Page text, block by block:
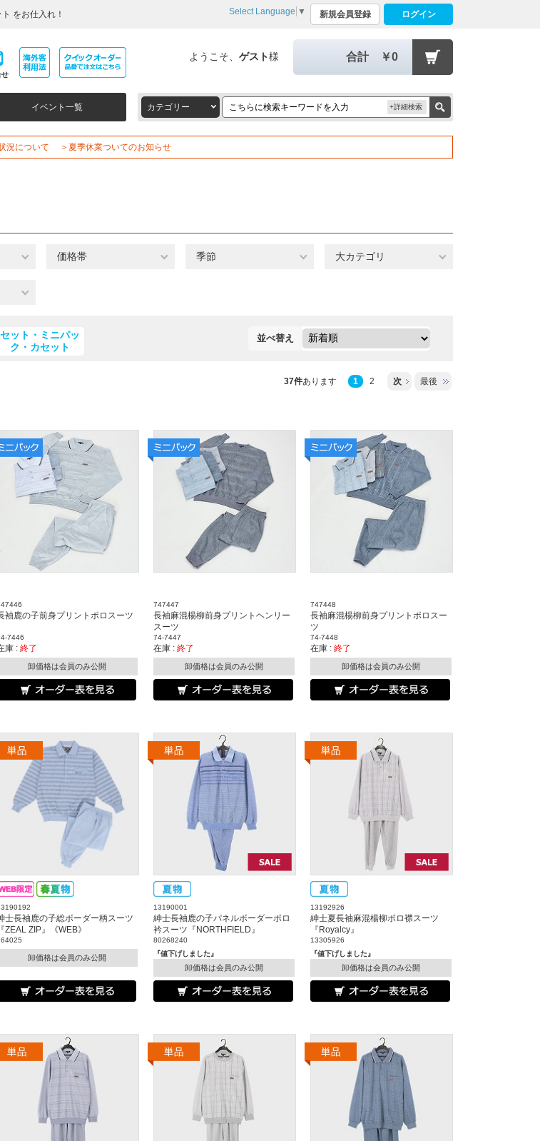
をお仕入れ！ ログイン
新規会員登録
Select Language ▼
せ
ようこそ、 ゲスト様 合計 ￥0
イベント一覧 カテゴリー +詳細検索
況について ＞夏季休業ついてのお知らせ
価格帯 季節 大カテゴリ
セット・ミニパッ
ク・カセット
並べ替え
37件あります 1 2 次 最後
袖鹿の子前身プリントポロスーツ
7446
庫 : 終了
卸価格は会員のみ公開
747447
長袖麻混楊柳前身プリントヘンリー
スーツ
74-7447
在庫 : 終了
卸価格は会員のみ公開
747448
長袖麻混楊柳前身プリントポロスー
ツ
74-7448
在庫 : 終了
卸価格は会員のみ公開
士長袖鹿の子総ボーダー柄スーツ
『ZEAL ZIP』《WEB》
卸価格は会員のみ公開
13190001
紳士長袖鹿の子パネルボーダーポロ
衿スーツ『NORTHFIELD』
80268240
『値下げしました』
卸価格は会員のみ公開
13192926
紳士夏長袖麻混楊柳ポロ襟スーツ
『Royalcy』
13305926
『値下げしました』
卸価格は会員のみ公開